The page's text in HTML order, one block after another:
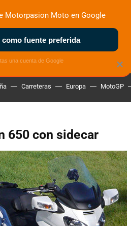
MOTOS ELÉCTRICAS
Carreteras Europa MotoGP
650 con sidecar
×
Motorpasion Moto en Google
como fuente preferida
una cuenta de Google